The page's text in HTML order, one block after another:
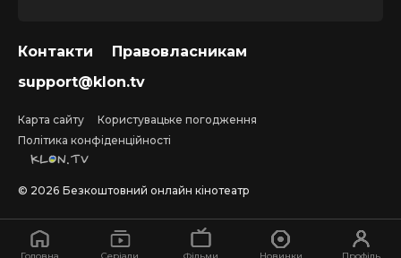
Контакти
Правовласникам
support@klon.tv
Карта сайту
Користувацьке погодження
Політика конфіденційності
© 2026 Безкоштовний онлайн кінотеатр
Головна Серіали Фільми Новинки Профіль